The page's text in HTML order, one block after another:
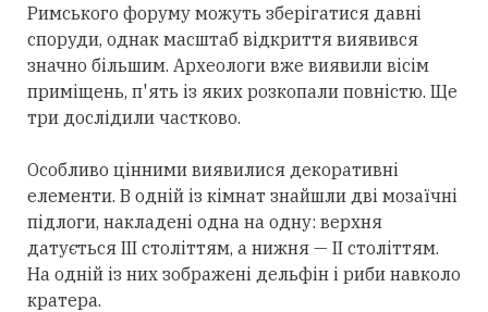
Римського форуму можуть зберігатися давні
споруди, однак масштаб відкриття виявився
значно більшим. Археологи вже виявили вісім
приміщень, п'ять із яких розкопали повністю. Ще
три дослідили частково.
Особливо цінними виявилися декоративні
елементи. В одній із кімнат знайшли дві мозаїчні
підлоги, накладені одна на одну: верхня
датується III століттям, а нижня — II століттям.
На одній із них зображені дельфін і риби навколо
кратера.